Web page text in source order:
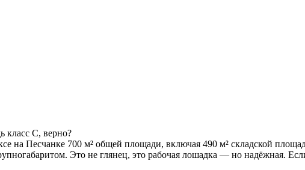
класс C, верно?
на Песчанке 700 м² общей площади, включая 490 м² складской
Это не глянец, это рабочая лошадка — но надёжная.